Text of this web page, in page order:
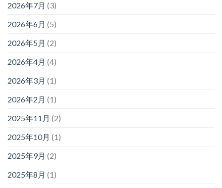
2026年7月 (3)
2026年6月 (5)
2026年5月 (2)
2026年4月 (4)
2026年3月 (1)
2026年2月 (1)
2025年11月 (2)
2025年10月 (1)
2025年9月 (2)
2025年8月 (1)